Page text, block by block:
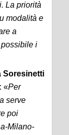
La priorità
modalità e
a
i
Soresinetti
«Per
serve
poi
Milano-